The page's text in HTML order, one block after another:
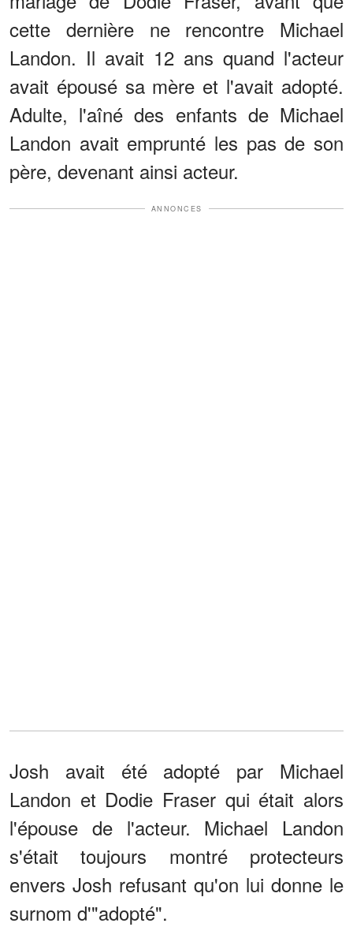
cette dernière ne rencontre Michael
Landon. Il avait 12 ans quand l'acteur
avait épousé sa mère et l'avait adopté.
Adulte, l'aîné des enfants de Michael
Landon avait emprunté les pas de son
père, devenant ainsi acteur.
ANNONCES
Josh avait été adopté par Michael
Landon et Dodie Fraser qui était alors
l'épouse de l'acteur. Michael Landon
s'était toujours montré protecteurs
envers Josh refusant qu'on lui donne le
surnom d'"adopté".